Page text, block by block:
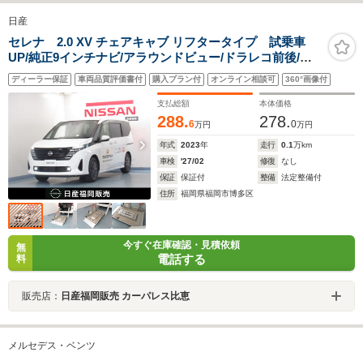
日産
セレナ 2.0 XV チェアキャブ リフタータイプ 試乗車
UP/純正9インチナビ/アラウンドビュー/ドラレコ前後/両
側オートスライドドア/プロパイロット/スマ-トルームミ
ラ-/ETC
ディーラー保証 車両品質評価書付 購入プラン付 オンライン相談可 360°画像付
支払総額
288.6万円
本体価格
278.0万円
年式 2023年 走行 0.1万km
車検
'27/02 修復
なし
保証
保証付 整備
法定整備付
住所
福岡県福岡市博多区
無
料
今すぐ在庫確認・見積依頼
電話する
販売店： 日産福岡販売 カーパレス比恵
メルセデス・ベンツ